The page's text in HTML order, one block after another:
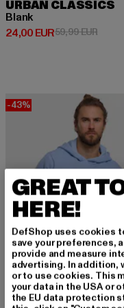
URBAN CLASSICS
Blank
24,00 EUR
Derzeitiger Preis: 24,00
59,99 EUR
-43%
GREAT
HERE!
DefShop uses cookies
save your preferences,
provide and measure
advertising. In addition,
or to use cookies. This
your data in the USA or
the EU data protection